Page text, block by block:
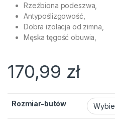
Rzeźbiona podeszwa,
Antypoślizgowość,
Dobra izolacja od zimna,
Męska tęgość obuwia,
170,99 zł
Rozmiar-butów